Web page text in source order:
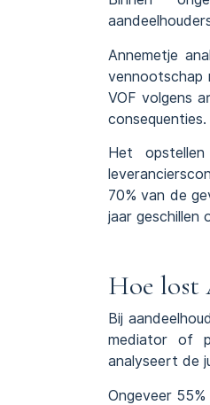
Annemetje
vennootschap
VOF volgens
consequenties.
Het
70% van de
jaar geschillen
Hoe lost
Bij
mediator of
analyseert de
Ongeveer